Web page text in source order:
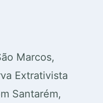
Marcos,
Extrativista
Santarém,